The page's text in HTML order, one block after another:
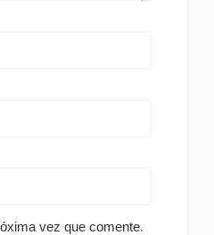
vez que comente.